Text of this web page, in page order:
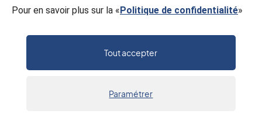
Pour en savoir plus sur la «Politique de confidentialité»
Tout accepter
Paramétrer